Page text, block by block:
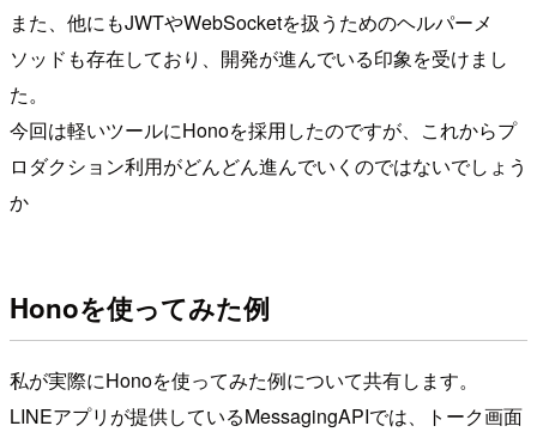
また、他にもJWTやWebSocketを扱うためのヘルパーメ
ソッドも存在しており、開発が進んでいる印象を受けまし
た。
今回は軽いツールにHonoを採用したのですが、これからプ
ロダクション利用がどんどん進んでいくのではないでしょう
か
Honoを使ってみた例
私が実際にHonoを使ってみた例について共有します。
LINEアプリが提供しているMessagingAPIでは、トーク画面